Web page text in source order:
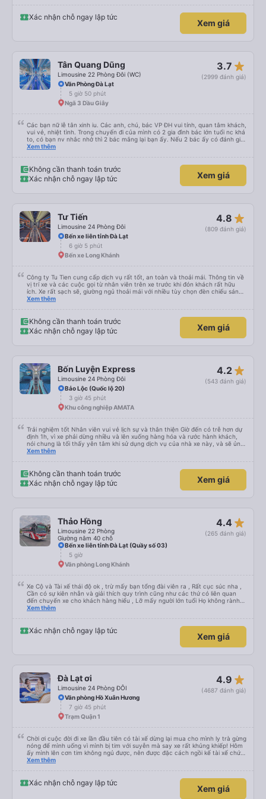
Xác nhận chỗ ngay lập tức
Xem giá
Tân Quang Dũng
Limousine 22 Phòng Đôi (WC)
3.7 star_rate
(2999 đánh giá)
Văn Phòng Đà Lạt
5 giờ 50 phút
Ngã 3 Dầu Giây
Các bạn nữ lễ tân xinh iu. Các anh, chú, bác VP ĐH vui tính, quan tâm khách,
vui vẻ, nhiệt tình. Trong chuyến đi của mình có 2 gia đình bác lớn tuổi nc khá
to, có bạn nv nhắc nhở thì 2 bác mắng lại bạn ấy. Nếu 2 bác ấy có đánh giá
xấu thì mình ngược lại nha. Bạn ấy nhắc nhở rất đúng. 2 bác nói rất to. To
bạn ấy nha. Nếu bạn ấy bị trừ thì bảo bạn ấy liên hệ sđt của mình, mình hỗ
trợ ạ. Số mình đuôi 666, chuyến ĐH-NT ngày 16/1. À các bạn nữ lễ tân xinh
iu còn đổi cho mình phòng đơn sang đôi xong còn note là (một mình) yêu
Xem thêm
Không cần thanh toán trước
Xác nhận chỗ ngay lập tức
Xem giá
Tư Tiến
Limousine 24 Phòng Đôi
4.8 star_rate
(809 đánh giá)
Bến xe liên tỉnh Đà Lạt
6 giờ 5 phút
Bến xe Long Khánh
Công ty Tu Tien cung cấp dịch vụ rất tốt, an toàn và thoải mái. Thông tin về
vị trí xe và các cuộc gọi từ nhân viên trên xe trước khi đón khách rất hữu
ích. Xe rất sạch sẽ, giường ngủ thoải mái với nhiều tùy chọn đèn chiếu sáng
và cổng USB được đặt ở vị trí thuận tiện. Nhân viên rất lịch sự và xe đến
Xem thêm
Không cần thanh toán trước
Xác nhận chỗ ngay lập tức
Xem giá
Bốn Luyện Express
Limousine 24 Phòng Đôi
4.2 star_rate
(543 đánh giá)
Bảo Lộc (Quốc lộ 20)
3 giờ 45 phút
Khu công nghiệp AMATA
Trải nghiệm tốt Nhân viên vui vẻ lịch sự và thân thiện Giờ đến có trễ hơn dự
định 1h, vì xe phải dừng nhiều và lên xuống hàng hóa và rước hành khách,
nói chung là tối thấy yên tâm khi sử dụng dịch vụ của nhà xe này, và sẽ ủng
hộ và giới thiệu cho người thân sử dụng dịch vụ của nhà xe này
Xem thêm
Không cần thanh toán trước
Xác nhận chỗ ngay lập tức
Xem giá
Thảo Hồng
Limousine 22 Phòng
Giường nằm 40 chỗ
4.4 star_rate
(265 đánh giá)
Bến xe liên tỉnh Đà Lạt (Quầy số 03)
5 giờ
Văn phòng Long Khánh
Xe Cộ và Tài xế thái độ ok , trừ mấy bạn tổng đài viên ra , Rất cục súc nha ,
Cần có sự kiên nhẫn và giải thích quy trình cũng như các thứ có liên quan
đến chuyến xe cho khách hàng hiểu , Lỡ mấy người lớn tuổi Họ không rành
công nghệ , đặt xe mà tụi em nói giọng đó , không ai đi đâu ! xin góp ý ,
Xem thêm
Xác nhận chỗ ngay lập tức
Xem giá
Đà Lạt ơi
Limousine 24 Phòng ĐÔI
4.9 star_rate
(4687 đánh giá)
Văn phòng Hồ Xuân Hương
7 giờ 45 phút
Trạm Quận 1
Chời ơi cuộc đời đi xe lần đầu tiên có tài xế dừng lại mua cho mình ly trà gừng
nóng để mình uống vì mình bị tim với suyễn mà say xe rất khủng khiếp! Hôm
ấy mình lên cơn tim không ngủ được, nên được đặc cách ngồi kế tài xế chứ
ko chắc mình xỉu thiệt. Chú Tánh thì nhường chỗ cho mình ngồi còn anh Khải
chiều về từ Dalat về tphcm ngày 13/10/2024 lúc 10:30 tối nha. Mình hỏi cả
gia đình thì mọi người nói ngủ rất ngon. Hôm ấy do mình thức nên mình đã
chứng kiến cả chặng đường tài xế chạy rất cẩn thận nha ! Qua đèo bảo lộc
Xem thêm
Xác nhận chỗ ngay lập tức
Xem giá